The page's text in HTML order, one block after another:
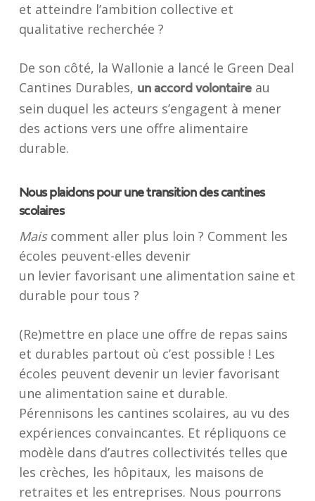
et atteindre l’ambition collective et
qualitative recherchée ?
De son côté, la Wallonie a lancé le Green Deal
Cantines Durables, un accord volontaireau
sein duquel les acteurs s’engagent à mener
des actions vers une offre alimentaire
durable.
Nous plaidons pour une transition des cantines
scolaires
Maiscomment aller plus loin ? Comment les
écoles peuvent-elles devenir
un levier favorisant une alimentation saine et
durable pour tous ?
(Re)mettre en place une offre de repas sains
et durables partout où c’est possible ! Les
écoles peuvent devenir un levier favorisant
une alimentation saine et durable.
Pérennisons les cantines scolaires, au vu des
expériences convaincantes. Et répliquons ce
modèle dans d’autres collectivités telles que
les crèches, les hôpitaux, les maisons de
retraites et les entreprises. Nous pourrons